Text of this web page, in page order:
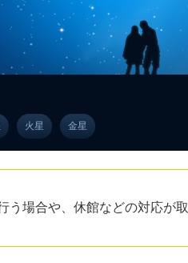
火星 金星
う場合や、休館などの対応が取